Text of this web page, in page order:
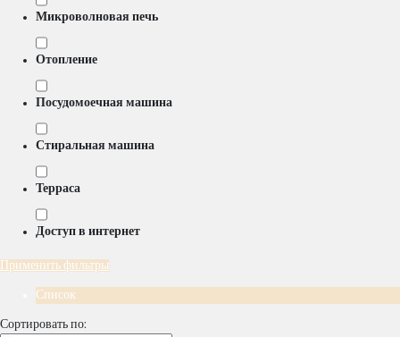
Микроволновая печь
Отопление
Посудомоечная машина
Стиральная машина
Терраса
Доступ в интернет
Применить фильтры
Список
Сортировать по: